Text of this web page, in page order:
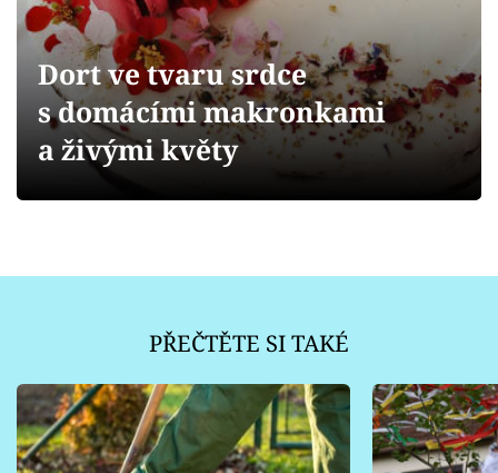
Přihlášení
Sledujte nás
Dort ve tvaru srdce
s domácími makronkami
a živými květy
PŘEČTĚTE SI TAKÉ